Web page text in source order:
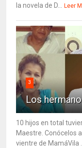
la novela de D... Leer
3
Los
10 hijos en total
Maestre. Conócelos
vientre de MamáVila